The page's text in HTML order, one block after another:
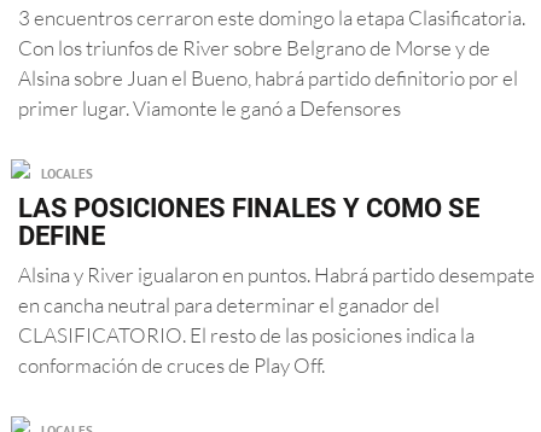
3 encuentros cerraron este domingo la etapa Clasificatoria.
Con los triunfos de River sobre Belgrano de Morse y de
Alsina sobre Juan el Bueno, habrá partido definitorio por el
primer lugar. Viamonte le ganó a Defensores
LOCALES
LAS POSICIONES FINALES Y COMO SE
DEFINE
Alsina y River igualaron en puntos. Habrá partido desempate
en cancha neutral para determinar el ganador del
CLASIFICATORIO. El resto de las posiciones indica la
conformación de cruces de Play Off.